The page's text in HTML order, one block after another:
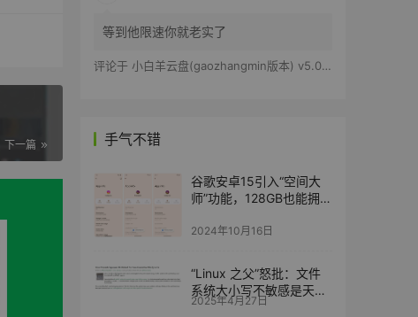
下一篇
等到他限速你就老实了
评论于 小白羊云盘(gaozhangmin版本) v5.0.14
手气不错
谷歌安卓15引入“空间大
师”功能，128GB也能拥抱
2024年10月16日
“Linux 之父”怒批：文件
系统大小写不敏感是天大
错误
2025年4月27日